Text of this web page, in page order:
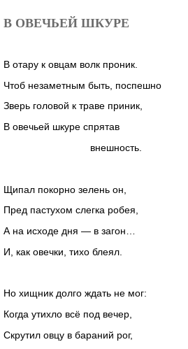
В ОВЕЧЬЕЙ ШКУРЕ
В отару к овцам волк проник.
Чтоб незаметным быть, поспешно
Зверь головой к траве приник,
В овечьей шкуре спрятав
внешность.
Щипал покорно зелень он,
Пред пастухом слегка робея,
А на исходе дня — в загон…
И, как овечки, тихо блеял.
Но хищник долго ждать не мог:
Когда утихло всё под вечер,
Скрутил овцу в бараний рог,